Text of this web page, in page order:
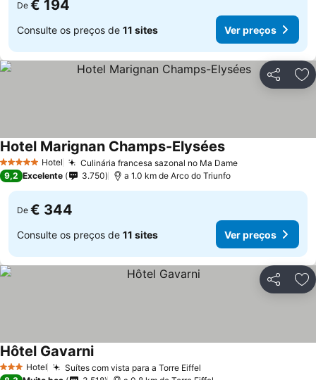
De € 194
Consulte os preços de 11 sites Ver preços
Partilhar
5 Estrelas Hotel Culinária francesa sazonal no Ma Dame
Hotel Marignan Champs-Elysées
9,2 Excelente 3.750 a 1.0 km de Arco do Triunfo
De € 344
Consulte os preços de 11 sites Ver preços
Partilhar
3 EstrelasHotel Suítes com vista para a Torre Eiffel
Hôtel Gavarni